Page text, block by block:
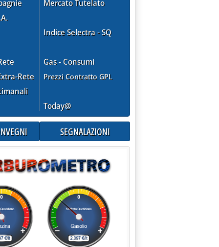
Rete
Mercato Tutelato
Indice Selectra - SQ
Gas - Consumi
Prezzi Contratto GPL
Today@
SEGNALAZIONI